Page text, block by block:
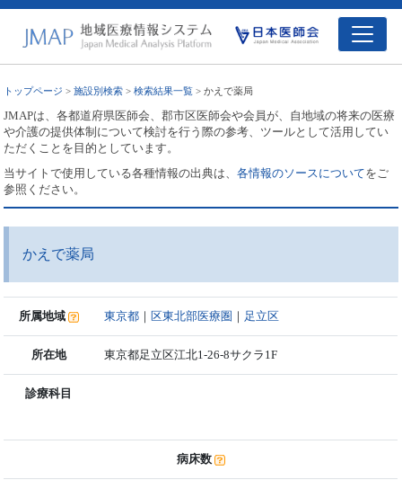
トップページ >施設別検索 >検索結果一覧 > かえで薬局
JMAPは、各都道府県医師会、郡市区医師会や会員が、自地域の将来の医療
や介護の提供体制について検討を行う際の参考、ツールとして活用してい
ただくことを目的としています。
当サイトで使用している各種情報の出典は、各情報のソースについてをご
参照ください。
かえで薬局
所属地域 東京都 ｜区東北部医療圏 ｜ 足立区
所在地 東京都足立区江北1-26-8サクラ1F
診療科目
病床数